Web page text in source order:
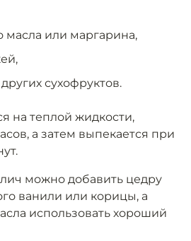
масла или маргарина,
сухофруктов.
на теплой жидкости,
а затем выпекается при
можно добавить цедру
ванили или корицы, а
использовать хороший